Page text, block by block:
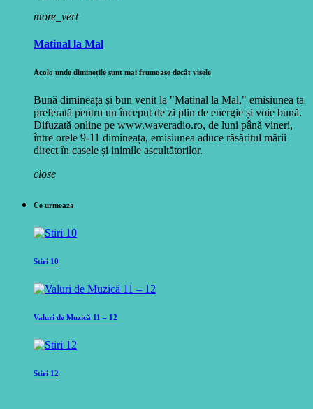
more_vert
Matinal la Mal
Acolo unde diminețile sunt mai frumoase decât visele
Bună dimineața și bun venit la "Matinal la Mal," emisiunea ta
preferată pentru un început de zi plin de energie și voie bună.
Difuzată online pe www.waveradio.ro, de luni până vineri,
între orele 9-11 dimineața, emisiunea aduce răsăritul mării
direct în casele și inimile ascultătorilor.
close
Ce urmeaza
Stiri 10
Valuri de Muzică 11 – 12
Stiri 12